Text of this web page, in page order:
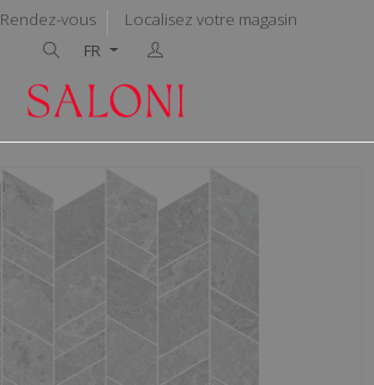
Rendez-vous
Localisez votre magasin
FR